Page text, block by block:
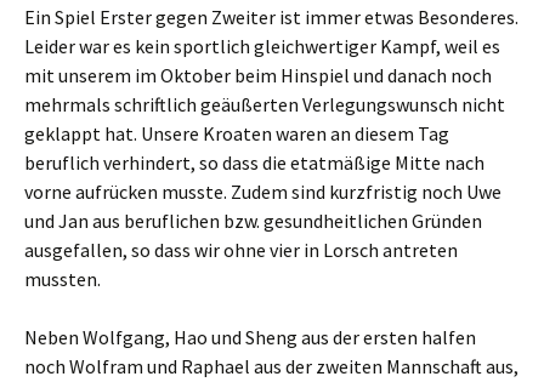
Ein Spiel Erster gegen Zweiter ist immer etwas Besonderes.
Leider war es kein sportlich gleichwertiger Kampf, weil es
mit unserem im Oktober beim Hinspiel und danach noch
mehrmals schriftlich geäußerten Verlegungswunsch nicht
geklappt hat. Unsere Kroaten waren an diesem Tag
beruflich verhindert, so dass die etatmäßige Mitte nach
vorne aufrücken musste. Zudem sind kurzfristig noch Uwe
und Jan aus beruflichen bzw. gesundheitlichen Gründen
ausgefallen, so dass wir ohne vier in Lorsch antreten
mussten.
Neben Wolfgang, Hao und Sheng aus der ersten halfen
noch Wolfram und Raphael aus der zweiten Mannschaft aus,